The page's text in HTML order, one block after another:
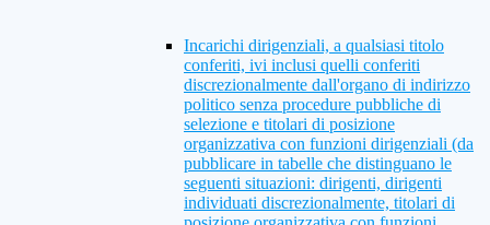
Incarichi dirigenziali, a qualsiasi titolo
conferiti, ivi inclusi quelli conferiti
discrezionalmente dall'organo di indirizzo
politico senza procedure pubbliche di
selezione e titolari di posizione
organizzativa con funzioni dirigenziali (da
pubblicare in tabelle che distinguano le
seguenti situazioni: dirigenti, dirigenti
individuati discrezionalmente, titolari di